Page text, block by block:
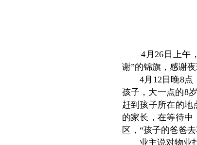
4月26日上午，
谢”的锦旗，感谢
4月12日晚8点，
孩子，大一点的8
赶到孩子所在的地
的家长，在等待中
区，“孩子的爸爸
业主说对物业找